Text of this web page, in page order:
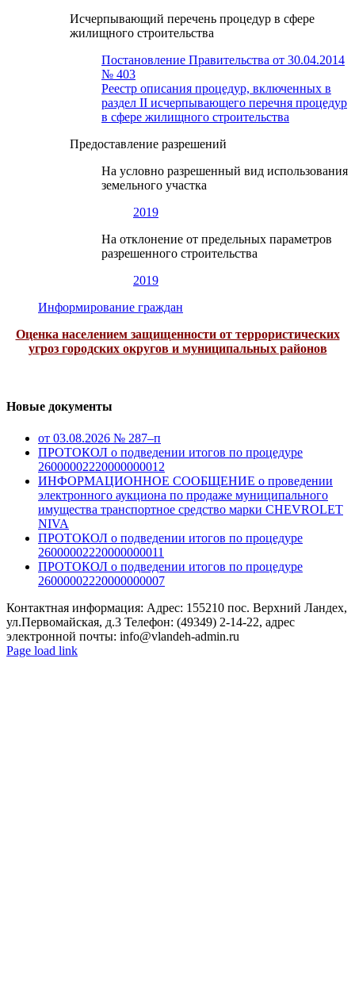
Исчерпывающий перечень процедур в сфере
жилищного строительства
Постановление Правительства от 30.04.2014
№ 403
Реестр описания процедур, включенных в
раздел II исчерпывающего перечня процедур
в сфере жилищного строительства
Предоставление разрешений
На условно разрешенный вид использования
земельного участка
2019
На отклонение от предельных параметров
разрешенного строительства
2019
Информирование граждан
Оценка населением защищенности от террористических
угроз городских округов и муниципальных районов
Новые документы
от 03.08.2026 № 287–п
ПРОТОКОЛ о подведении итогов по процедуре
26000002220000000012
ИНФОРМАЦИОННОЕ СООБЩЕНИЕ о проведении
электронного аукциона по продаже муниципального
имущества транспортное средство марки CHEVROLET
NIVA
ПРОТОКОЛ о подведении итогов по процедуре
26000002220000000011
ПРОТОКОЛ о подведении итогов по процедуре
26000002220000000007
Контактная информация: Адрес: 155210 пос. Верхний Ландех,
ул.Первомайская, д.3 Телефон: (49349) 2-14-22, адрес
электронной почты: info@vlandeh-admin.ru
Page load link